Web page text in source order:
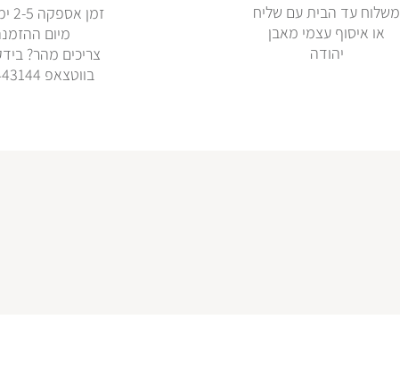
מיום
צריכים מהר?
בווטצאפ 0508443144
משלוח עד הבית עם שליח
או איסוף עצמי מאבן
יהודה